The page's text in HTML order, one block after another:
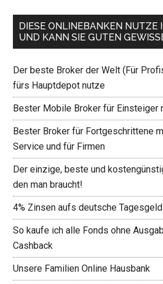
DIESE ONLINEBANKEN NUTZE
UND KANN SIE GUTEN
Der beste Broker der Welt (Für
fürs Hauptdepot nutze
Bester Mobile Broker für Einsteiger
Bester Broker für Fortgeschrittene
Service und für Firmen
Der einzige, beste und
den man braucht!
4% Zinsen aufs deutsche
So kaufe ich alle Fonds ohne
Cashback
Unsere Familien Online Hausbank